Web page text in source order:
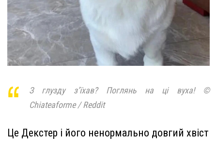
З глузду з’їхав? Поглянь на ці вуха! ©
Chiateaforme / Reddit
Це Декстер і його ненормально довгий хвіст